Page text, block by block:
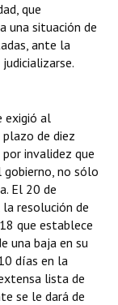
que
una situación de
ante la
exigió al
de diez
invalidez que
gobierno, no sólo
El 20 de
resolución de
que establece
una baja en su
días en la
lista de
se le dará de